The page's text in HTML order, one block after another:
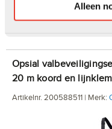
Alleen
Opsial valbeveiligingset Dak-kit LX Comfort - harnas met
20 m koord en lijnklem
Artikelnr. 200588511 | Merk: